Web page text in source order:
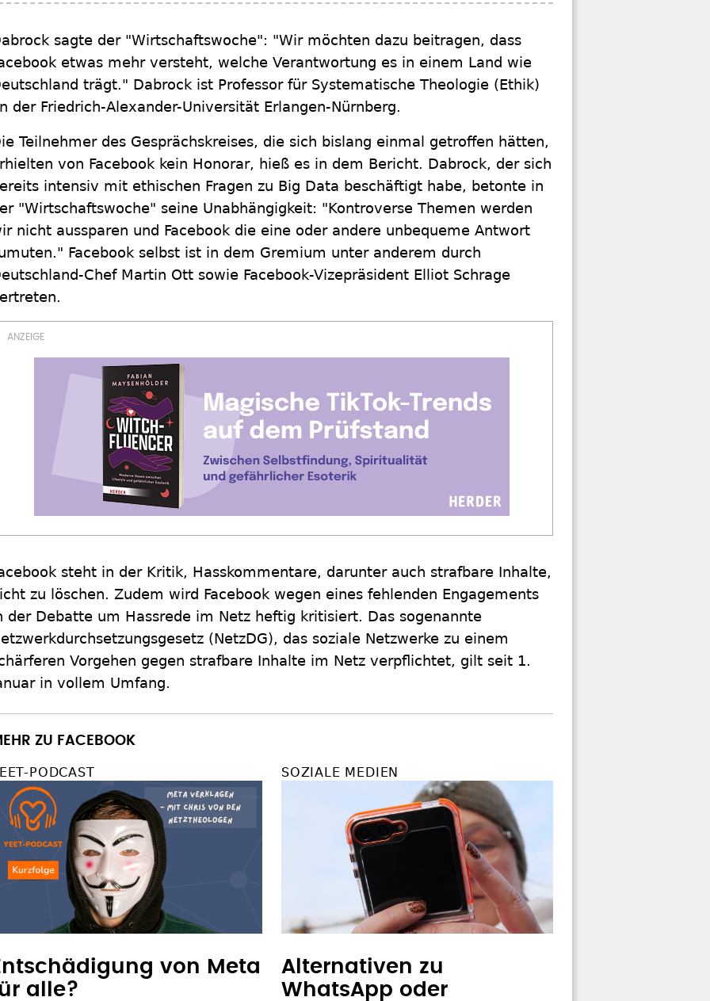
sagte der "Wirtschaftswoche": "Wir möchten dazu beitragen, dass
etwas mehr versteht, welche Verantwortung es in einem Land wie
trägt." Dabrock ist Professor für Systematische Theologie (Ethik)
der Friedrich-Alexander-Universität Erlangen-Nürnberg.
Teilnehmer des Gesprächskreises, die sich bislang einmal getroffen hätten,
von Facebook kein Honorar, hieß es in dem Bericht. Dabrock, der sich
intensiv mit ethischen Fragen zu Big Data beschäftigt habe, betonte in
"Wirtschaftswoche" seine Unabhängigkeit: "Kontroverse Themen werden
nicht aussparen und Facebook die eine oder andere unbequeme Antwort
Facebook selbst ist in dem Gremium unter anderem durch
Chef Martin Ott sowie Facebook-Vizepräsident Elliot Schrage
steht in der Kritik, Hasskommentare, darunter auch strafbare Inhalte,
zu löschen. Zudem wird Facebook wegen eines fehlenden Engagements
der Debatte um Hassrede im Netz heftig kritisiert. Das sogenannte
(NetzDG), das soziale Netzwerke zu einem
Vorgehen gegen strafbare Inhalte im Netz verpflichtet, gilt seit 1.
in vollem Umfang.
ZU FACEBOOK
PODCAST
von Meta
alle?
SOZIALE MEDIEN
Alternativen zu
WhatsApp oder